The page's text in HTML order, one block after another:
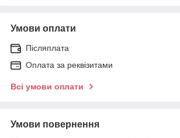
Умови оплати
Післяплата
Оплата за реквізитами
Всі умови оплати
Умови повернення